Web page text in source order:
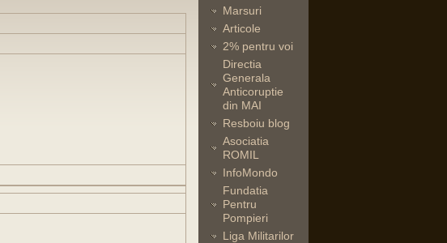
Marsuri
Articole
2% pentru voi
Directia
Generala
Anticoruptie
din MAI
Resboiu blog
Asociatia
ROMIL
InfoMondo
Fundatia
Pentru
Pompieri
Liga Militarilor